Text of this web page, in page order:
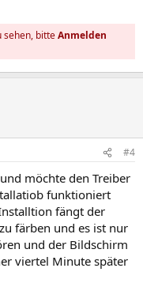
sehen, bitteAnmelden
#4
möchte den Treiber
funktioniert
fängt der
färben und es ist nur
und der Bildschirm
viertel Minute später